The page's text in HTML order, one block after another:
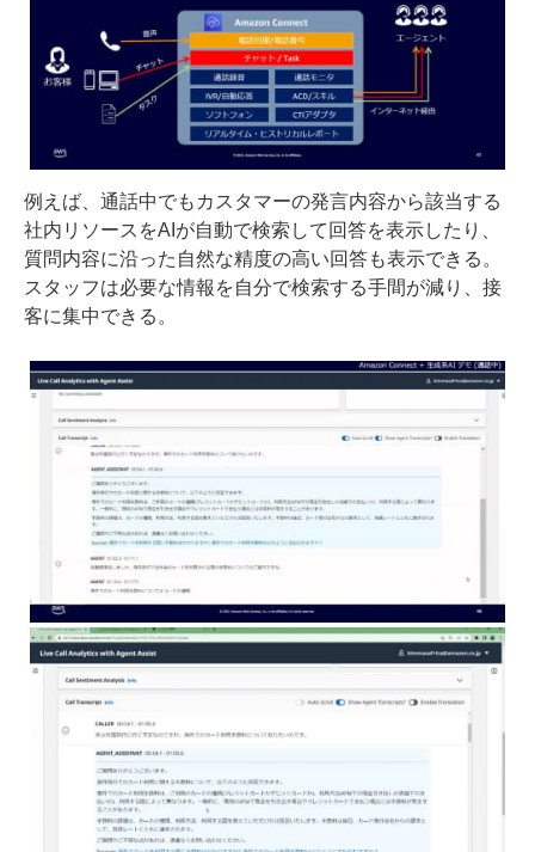
例えば、通話中でもカスタマーの発言内容から該当する
社内リソースをAIが自動で検索して回答を表示したり、
質問内容に沿った自然な精度の高い回答も表示できる。
スタッフは必要な情報を自分で検索する手間が減り、接
客に集中できる。